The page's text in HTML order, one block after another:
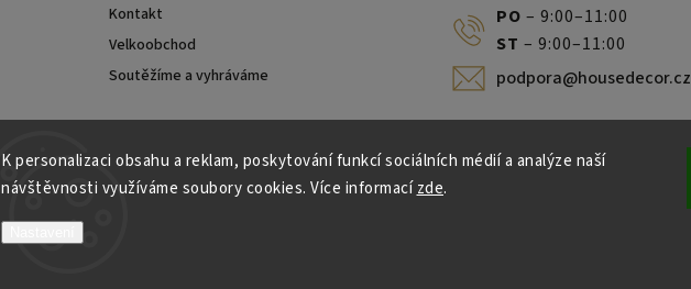
K personalizaci obsahu a reklam, poskytování funkcí sociálních médií a analýze naší
návštěvnosti využíváme soubory cookies. Více informacízde.
Kontakt
Velkoobchod
Soutěžíme a vyhráváme
PO – 9:00–11:00
ST – 9:00–11:00
podpora@housedecor.cz